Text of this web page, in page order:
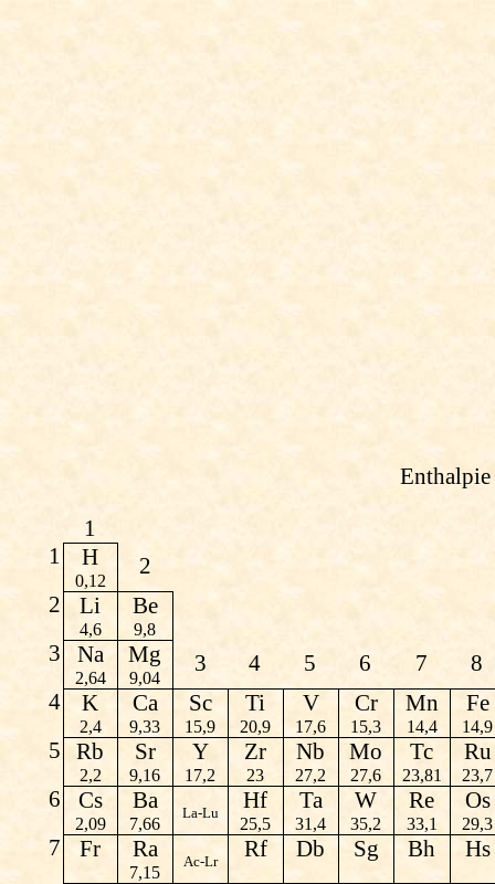
1
1
H
0,12
2
2
Li
4,6
Be
9,8
3 Na
2,64
Mg
9,04
3 4 5 6 7
8
4
K
2,4
Ca
9,33
Sc
15,9
Ti
20,9
V
17,6
Cr
15,3
Mn
14,4
Fe
14,9
5 Rb
2,2
Sr
9,16
Y
17,2
Zr
23
Nb
27,2
Mo
27,6
Tc
23,81
Ru
23,7
6 Cs
2,09
Ba
7,66
La-Lu Hf
25,5
Ta
31,4
W
35,2
Re
33,1
Os
29,3
7 Fr Ra
7,15
Ac-Lr Rf Db Sg Bh Hs